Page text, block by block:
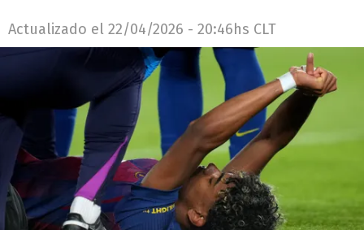
Actualizado el 22/04/2026 - 20:46hs CLT